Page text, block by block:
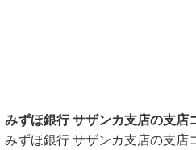
みずほ銀行 サザンカ支店の支店
みずほ銀行 サザンカ支店の支店